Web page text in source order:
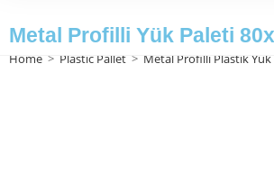
Metal Profilli Yük Paleti
Home > Plastic Pallet > Metal Profilli Plastik Yük